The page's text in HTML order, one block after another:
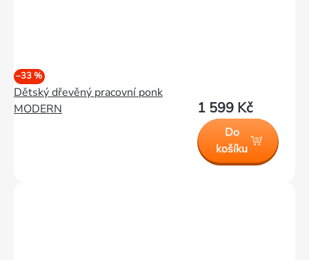
–33 %
Dětský dřevěný pracovní ponk
MODERN
1 599 Kč
Do
košíku